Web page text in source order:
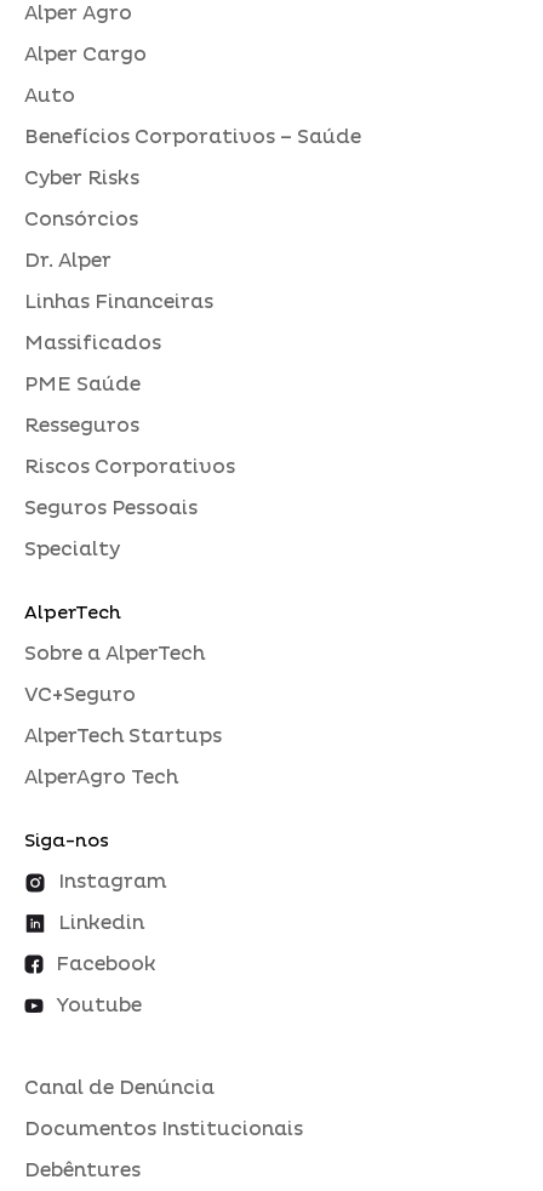
Alper Agro
Alper Cargo
Auto
Benefícios Corporativos – Saúde
Cyber Risks
Consórcios
Dr. Alper
Linhas Financeiras
Massificados
PME Saúde
Resseguros
Riscos Corporativos
Seguros Pessoais
Specialty
AlperTech
Sobre a AlperTech
VC+Seguro
AlperTech Startups
AlperAgro Tech
Siga-nos
Instagram
Linkedin
Facebook
Youtube
Canal de Denúncia
Documentos Institucionais
Debêntures